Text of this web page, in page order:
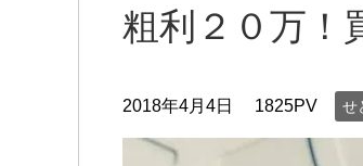
粗利２０万！
2018年4月4日 1825PV せ